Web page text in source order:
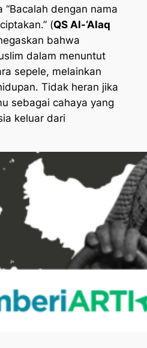
“Bacalah dengan nama
(QS Al-‘Alaq
bahwa
dalam menuntut
sepele, melainkan
Tidak heran jika
sebagai cahaya yang
keluar dari